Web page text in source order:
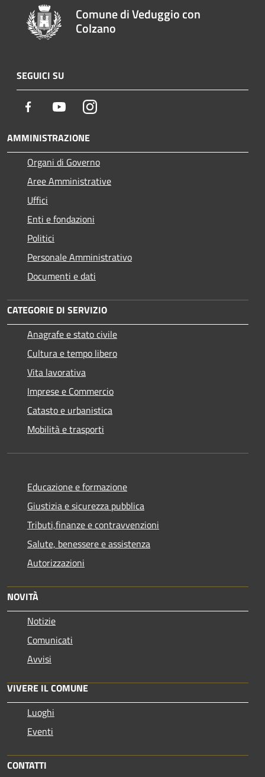
Comune di Veduggio con
Colzano
SEGUICI SU
Facebook YoutubeInstagram
AMMINISTRAZIONE
Organi di Governo
Aree Amministrative
Uffici
Enti e fondazioni
Politici
Personale Amministrativo
Documenti e dati
CATEGORIE DI SERVIZIO
Anagrafe e stato civile
Cultura e tempo libero
Vita lavorativa
Imprese e Commercio
Catasto e urbanistica
Mobilità e trasporti
Educazione e formazione
Giustizia e sicurezza pubblica
Tributi,finanze e contravvenzioni
Salute, benessere e assistenza
Autorizzazioni
NOVITÀ
Notizie
Comunicati
Avvisi
VIVERE IL COMUNE
Luoghi
Eventi
CONTATTI